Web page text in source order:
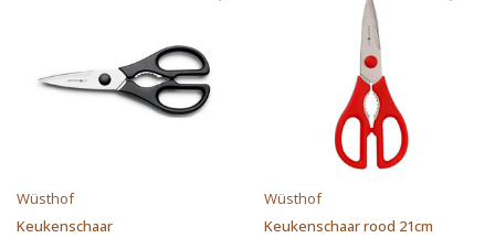
Wüsthof
Keukenschaar
Wüsthof
Keukenschaar rood 21cm